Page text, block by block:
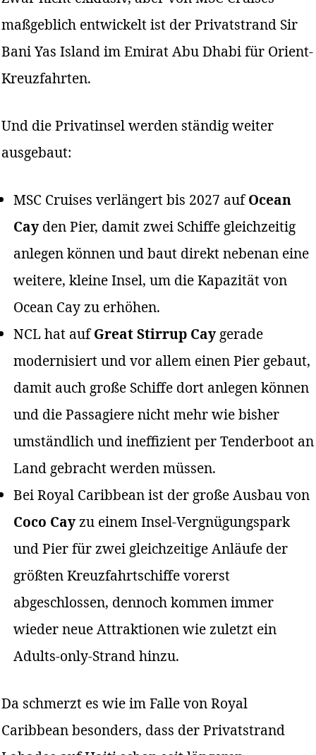
maßgeblich entwickelt ist der Privatstrand Sir
Bani Yas Island im Emirat Abu Dhabi für Orient-
Kreuzfahrten.
Und die Privatinsel werden ständig weiter
ausgebaut:
MSC Cruises verlängert bis 2027 aufOcean
Cayden Pier, damit zwei Schiffe gleichzeitig
anlegen können und baut direkt nebenan eine
weitere, kleine Insel, um die Kapazität von
Ocean Cay zu erhöhen.
NCL hat aufGreat Stirrup Caygerade
modernisiert und vor allem einen Pier gebaut,
damit auch große Schiffe dort anlegen können
und die Passagiere nicht mehr wie bisher
umständlich und ineffizient per Tenderboot an
Land gebracht werden müssen.
Bei Royal Caribbean ist der große Ausbau von
Coco Cayzu einem Insel-Vergnügungspark
und Pier für zwei gleichzeitige Anläufe der
größten Kreuzfahrtschiffe vorerst
abgeschlossen, dennoch kommen immer
wieder neue Attraktionen wie zuletzt ein
Adults-only-Strand hinzu.
Da schmerzt es wie im Falle von Royal
Caribbean besonders, dass der Privatstrand